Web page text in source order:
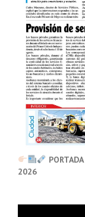
2026